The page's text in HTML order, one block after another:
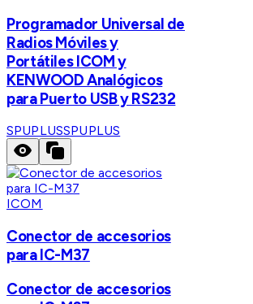
Programador Universal de
Radios Móviles y
Portátiles ICOM y
KENWOOD Analógicos
para Puerto USB y RS232
SPUPLUSSPUPLUS
ICOM
Conector de accesorios
para IC-M37
Conector de accesorios